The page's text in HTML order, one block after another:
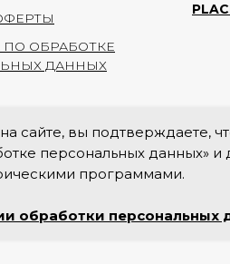
ОБРАБОТКЕ
ДАННЫХ
по решению суда от 21.03.2022
ее
сайте, вы подтверждаете,
персональных данных» и
программами.
обработки персональных